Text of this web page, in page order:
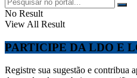
No Result
View All Result
PARTICIPE DA LDO E
Registre sua sugestão e contribua